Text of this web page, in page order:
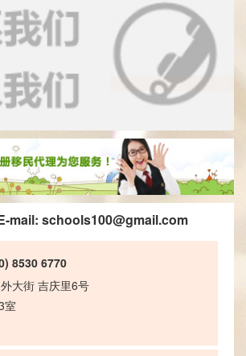
mail: schools100@gmail.com
8530 6770
大街 吉庆里6号
室